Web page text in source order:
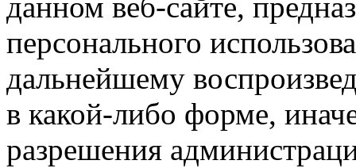
данном веб-сайте,
персонального
дальнейшему
в какой-либо форме,
разрешения